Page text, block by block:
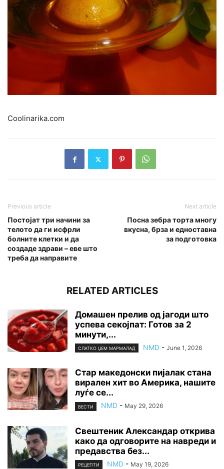
Coolinarika.com
Previous article
Постојат три начини за
телото да ги исфрли
болните клетки и да
создаде здрави – еве што
треба да направите
Next article
Посна зебра торта многу
вкусна, брза и едноставна
за подготовка
RELATED ARTICLES
Домашен прелив од јагоди што
успева секојпат: Готов за 2
минути,...
СЛАТКО ЏЕМ МАРМАЛАД NMD - June 1, 2026
Стар македонски пијалак стана
вирален хит во Америка, нашите
луѓе се...
ВЕСТИ NMD - May 29, 2026
Свештеник Александар открива
како да одговорите на навреди и
предавства без...
РЕЦЕПТИ NMD - May 19, 2026